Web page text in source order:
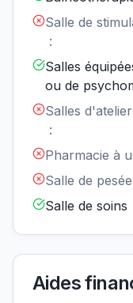
Salle de
:
Salles
ou de
Salles
:
Pharmacie à
Salle de
Salle de soins
Aides